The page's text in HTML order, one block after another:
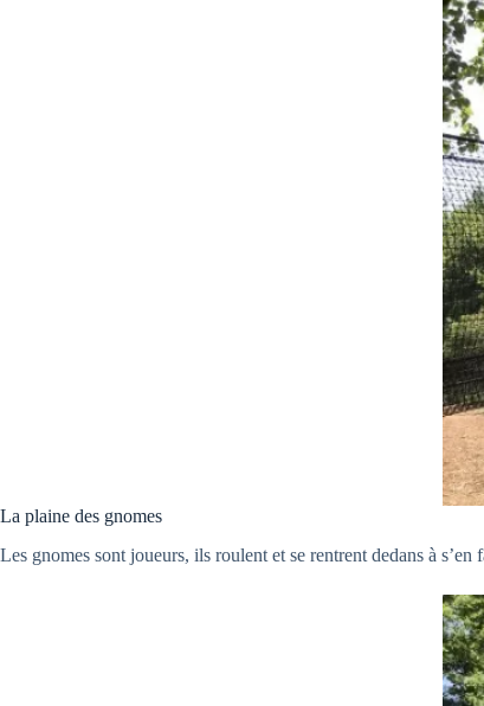
La plaine des gnomes
Les gnomes sont joueurs, ils roulent et se rentrent dedans à